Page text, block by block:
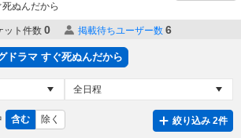
ぬんだから
ット件数 0 掲載待ちユーザー数 6
ドラマ すぐ死ぬんだから
含む 除く 絞り込み 2件